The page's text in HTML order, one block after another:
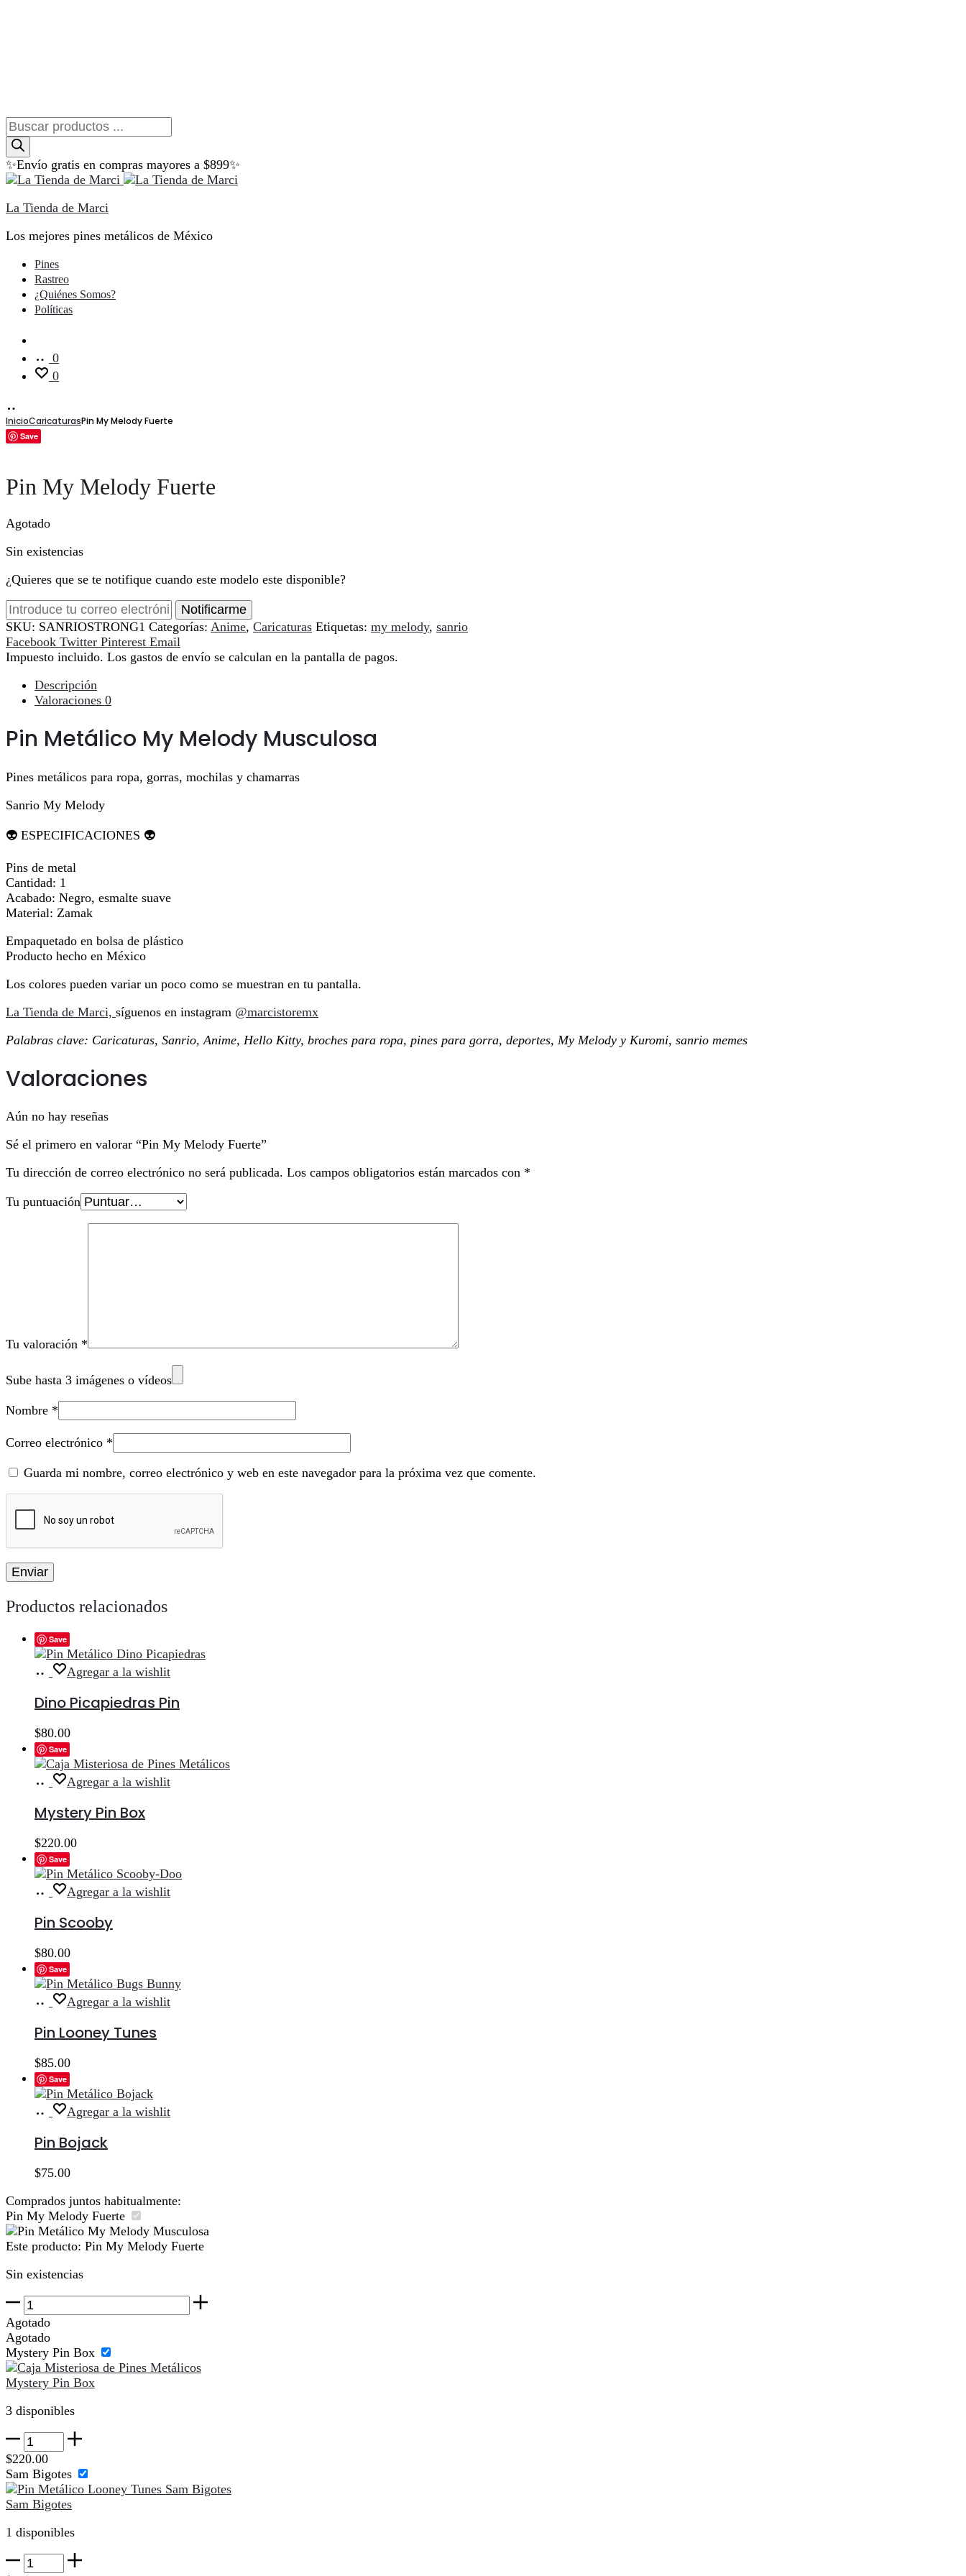
Búsqueda
de
productos
✨Envío gratis en compras mayores a $899✨
La Tienda de Marci
Los mejores pines metálicos de México
Pines
Rastreo
¿Quiénes Somos?
Políticas
0
0
InicioCaricaturasPin My Melody Fuerte
Save
Pin My Melody Fuerte
Agotado
Sin existencias
¿Quieres que se te notifique cuando este modelo este disponible?
Notificarme
SKU: SANRIOSTRONG1 Categorías: Anime, Caricaturas Etiquetas: my melody, sanrio
Compartir
Facebook Twitter Pinterest Email
Impuesto incluido. Los gastos de envío se calculan en la pantalla de pagos.
Descripción
Valoraciones 0
Pin Metálico My Melody Musculosa
Pines metálicos para ropa, gorras, mochilas y chamarras
Sanrio My Melody
👽 ESPECIFICACIONES 👽
Pins de metal
Cantidad: 1
Acabado: Negro, esmalte suave
Material: Zamak
Empaquetado en bolsa de plástico
Producto hecho en México
Los colores pueden variar un poco como se muestran en tu pantalla.
La Tienda de Marci, síguenos en instagram @marcistoremx
Palabras clave: Caricaturas, Sanrio, Anime, Hello Kitty, broches para ropa, pines para gorra, deportes, My Melody y Kuromi, sanrio memes
Valoraciones
Aún no hay reseñas
Sé el primero en valorar “Pin My Melody Fuerte”
Tu dirección de correo electrónico no será publicada. Los campos obligatorios están marcados con *
Tu puntuación
Tu valoración *
Sube hasta 3 imágenes o vídeos
Nombre *
Correo electrónico *
Guarda mi nombre, correo electrónico y web en este navegador para la próxima vez que comente.
Productos relacionados
Save
Añadir
carrito
Agregar a la wishlit
Dino Picapiedras Pin
$80.00
Save
Añadir
carrito
Agregar a la wishlit
Mystery Pin Box
$220.00
Save
Añadir
carrito
Agregar a la wishlit
Pin Scooby
$80.00
Save
Añadir
carrito
Agregar a la wishlit
Pin Looney Tunes
$85.00
Save
Añadir
carrito
Agregar a la wishlit
Pin Bojack
$75.00
Comprados juntos habitualmente:
Pin My Melody Fuerte
Este producto: Pin My Melody Fuerte
Sin existencias
Pin
My
Melody
Fuerte
cantidad
Agotado
Agotado
Mystery Pin Box
Mystery Pin Box
3 disponibles
Mystery
Pin
Box
cantidad
$220.00
Sam Bigotes
Sam Bigotes
1 disponibles
Sam